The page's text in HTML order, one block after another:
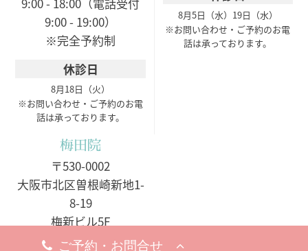
9:00 - 19:00）
※完全予約制
休診日
8月18日（火）
※お問い合わせ・ご予約のお電
話は承っております。
8月5日（水） 19日（水）
※お問い合わせ・ご予約のお電
話は承っております。
梅田院
〒530-0002
大阪市北区曽根崎新地1-
8-19
梅新ビル5F